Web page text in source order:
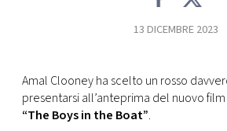
CONCORSI
13 DICEMBRE 2023
Amal Clooney ha scelto un rosso
presentarsi all’anteprima del nuovo
“The Boys in the Boat”.